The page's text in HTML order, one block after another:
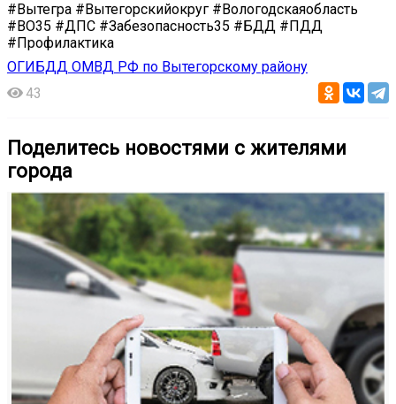
#Вытегра #Вытегорскийокруг #Вологодскаяобласть
#ВО35 #ДПС #Забезопасность35 #БДД #ПДД
#Профилактика
ОГИБДД ОМВД РФ по Вытегорскому району
43
Поделитесь новостями с жителями
города